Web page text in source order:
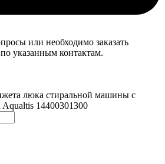
или необходимо заказать
указанным контактам.
люка стиральной машины с
14400301300